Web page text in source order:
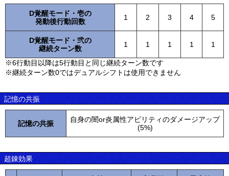
D覚醒モード・壱の
発動後行動回数
1 2 3 4 5
D覚醒モード・弐の
継続ターン数
1 1 1 1 1
※6行動目以降は5行動目と同じ継続ターン数です
※継続ターン数0ではデュアルシフトは使用できません
記憶の共振
記憶の共振
自身の闇or炎属性アビリティのダメージアップ
(5%)
超錬効果